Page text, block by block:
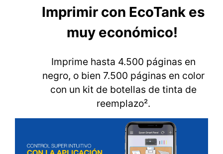
Imprimir con EcoTank es
muy económico!
Imprime hasta 4.500 páginas en
negro, o bien 7.500 páginas en color
con un kit de botellas de tinta de
reemplazo².